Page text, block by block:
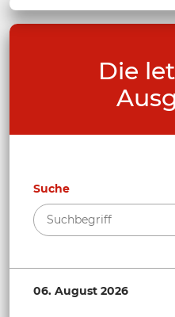
Die
Suche
06. August 2026